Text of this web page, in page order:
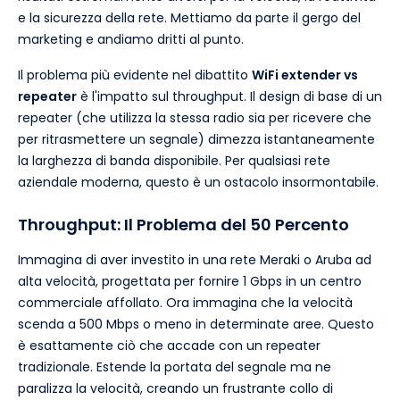
e la sicurezza della rete. Mettiamo da parte il gergo del
marketing e andiamo dritti al punto.
Il problema più evidente nel dibattito WiFi extender vs
repeater è l'impatto sul throughput. Il design di base di un
repeater (che utilizza la stessa radio sia per ricevere che
per ritrasmettere un segnale) dimezza istantaneamente
la larghezza di banda disponibile. Per qualsiasi rete
aziendale moderna, questo è un ostacolo insormontabile.
Throughput: Il Problema del 50 Percento
Immagina di aver investito in una rete Meraki o Aruba ad
alta velocità, progettata per fornire 1 Gbps in un centro
commerciale affollato. Ora immagina che la velocità
scenda a 500 Mbps o meno in determinate aree. Questo
è esattamente ciò che accade con un repeater
tradizionale. Estende la portata del segnale ma ne
paralizza la velocità, creando un frustrante collo di